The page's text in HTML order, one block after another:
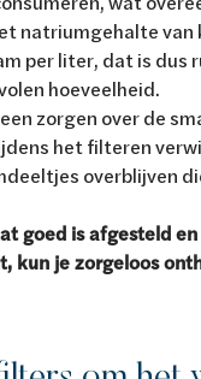
natriumgehalte van
per liter, dat is dus
hoeveelheid.
zorgen over de
het filteren
overblijven
goed is afgesteld
kun je zorgeloos